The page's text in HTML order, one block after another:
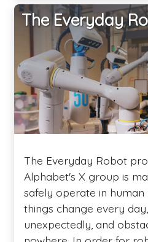
The Everyday
The Everyday Robot
Alphabet's X group is
safely operate in human
things change every
unexpectedly, and